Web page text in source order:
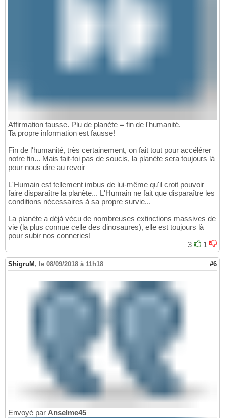
Affirmation fausse. Plu de planète = fin de l'humanité.
Ta propre information est fausse!
Fin de l'humanité, très certainement, on fait tout pour accélérer
notre fin... Mais fait-toi pas de soucis, la planète sera toujours là
pour nous dire au revoir
L'Humain est tellement imbus de lui-même qu'il croit pouvoir
faire disparaître la planète... L'Humain ne fait que disparaître les
conditions nécessaires à sa propre survie...
La planète a déjà vécu de nombreuses extinctions massives de
vie (la plus connue celle des dinosaures), elle est toujours là
pour subir nos conneries!
3
1
ShigruM , le 08/09/2018 à 11h18 #6
Envoyé par Anselme45